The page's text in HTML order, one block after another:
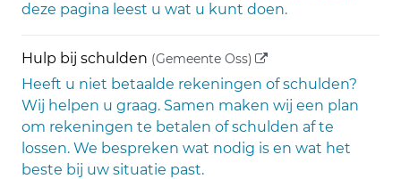
deze pagina leest u wat u kunt doen.
Hulp bij schulden (Gemeente Oss) (externe link)
Heeft u niet betaalde rekeningen of schulden?
Wij helpen u graag. Samen maken wij een plan
om rekeningen te betalen of schulden af te
lossen. We bespreken wat nodig is en wat het
beste bij uw situatie past.